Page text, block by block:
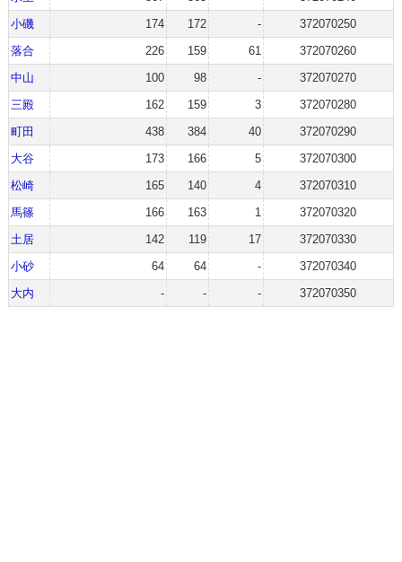
小磯
174 172 -
372070250
落合
226 159 61
372070260
中山
100 98 -
372070270
三殿
162 159 3
372070280
町田
438 384 40
372070290
大谷
173 166 5
372070300
松崎
165 140 4
372070310
馬篠
166 163 1
372070320
土居
142 119 17
372070330
小砂
64 64 -
372070340
大内
- - - 372070350